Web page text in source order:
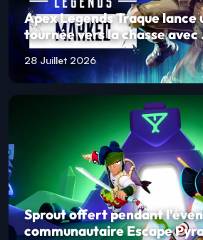
Apex Legends Traque lance
tournée vers la chasse avec
28 Juillet 2026
Sprout offert pendant
communautaire Escape